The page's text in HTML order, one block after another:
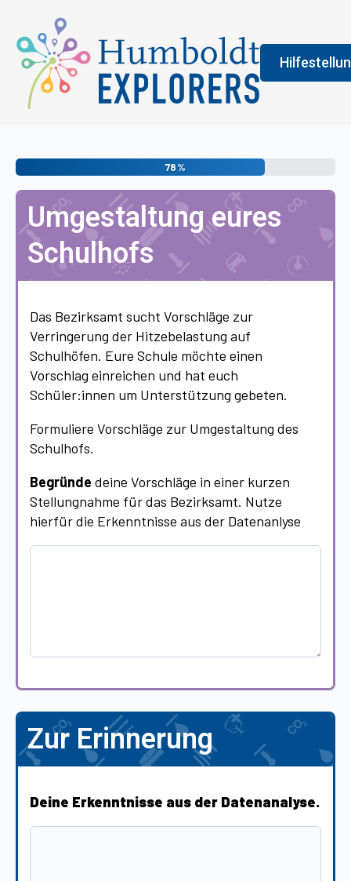
An der
allgemeine
erledigen
vermittelt
78%
Umgestaltung eures
Schulhofs
Das Bezirksamt sucht Vorschläge zur
Verringerung der Hitzebelastung auf
Schulhöfen. Eure Schule möchte einen
Vorschlag einreichen und hat euch
Schüler:innen um Unterstützung gebeten.
Formuliere Vorschläge zur Umgestaltung des
Schulhofs.
Begründe deine Vorschläge in einer kurzen
Stellungnahme für das Bezirksamt. Nutze
hierfür die Erkenntnisse aus der Datenanlyse
Zur Erinnerung
Deine Erkenntnisse aus der Datenanalyse.